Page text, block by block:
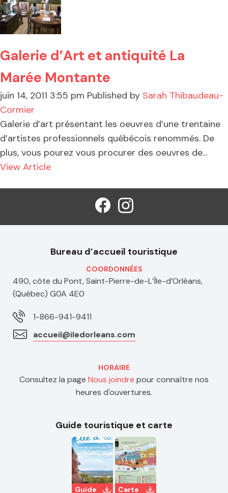
Galerie d’Art et antiquité La
Marée Montante
juin 14, 2011 3:55 pm Published by Sarah Thibaudeau-
Cormier
Galerie d’art présentant les oeuvres d’une trentaine
d’artistes professionnels québécois renommés. De
plus, vous pourez vous procurer des oeuvres de...
View Article
Bureau d’accueil touristique
COORDONNÉES
490, côte du Pont, Saint-Pierre-de-L’Île-d’Orléans,
(Québec) G0A 4E0
1-866-941-9411
accueil@iledorleans.com
HORAIRE
Consultez la page Nous joindre pour connaître nos
heures d'ouvertures.
Guide touristique et carte
Guide Carte